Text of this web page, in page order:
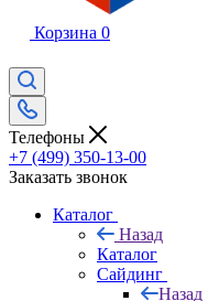
Корзина 0
Телефоны
+7 (499) 350-13-00
Заказать звонок
Каталог
Назад
Каталог
Сайдинг
Назад